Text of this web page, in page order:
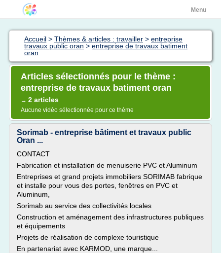
Menu
Accueil > Thèmes & articles : travailler > entreprise
travaux public oran > entreprise de travaux batiment
oran
Articles sélectionnés pour le thème :
entreprise de travaux batiment oran
→ 2 articles
Aucune vidéo sélectionnée pour ce thème
Sorimab - entreprise bâtiment et travaux public
Oran ...
CONTACT
Fabrication et installation de menuiserie PVC et Aluminum
Entreprises et grand projets immobiliers SORIMAB fabrique
et installe pour vous des portes, fenêtres en PVC et
Aluminum,
Sorimab au service des collectivités locales
Construction et aménagement des infrastructures publiques
et équipements
Projets de réalisation de complexe touristique
En partenariat avec KARMOD, une marque...